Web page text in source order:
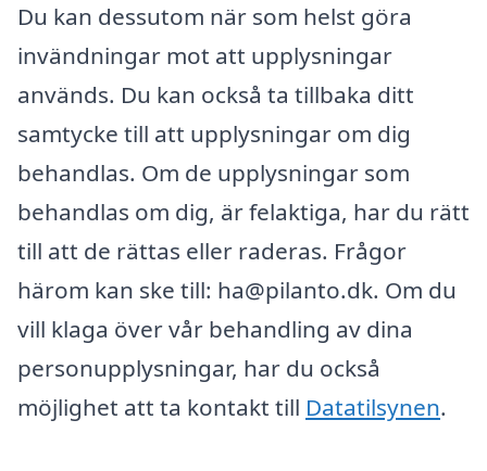
Du kan dessutom när som helst göra
invändningar mot att upplysningar
används. Du kan också ta tillbaka ditt
samtycke till att upplysningar om dig
behandlas. Om de upplysningar som
behandlas om dig, är felaktiga, har du rätt
till att de rättas eller raderas. Frågor
härom kan ske till: ha@pilanto.dk. Om du
vill klaga över vår behandling av dina
personupplysningar, har du också
möjlighet att ta kontakt till Datatilsynen.